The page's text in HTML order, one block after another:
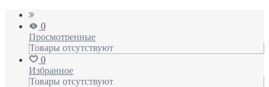
0
Просмотренные
Товары отсутствуют
0
Избранное
Товары отсутствуют